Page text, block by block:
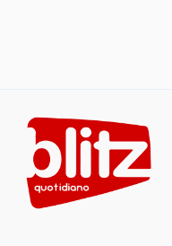
content